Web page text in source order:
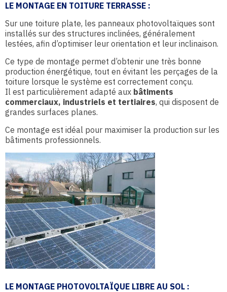
LE MONTAGE EN TOITURE TERRASSE :
Sur une toiture plate, les panneaux photovoltaïques sont
installés sur des structures inclinées, généralement
lestées, afin d’optimiser leur orientation et leur inclinaison.
Ce type de montage permet d’obtenir une très bonne
production énergétique, tout en évitant les perçages de la
toiture lorsque le système est correctement conçu.
Il est particulièrement adapté aux bâtiments
commerciaux, industriels et tertiaires, qui disposent de
grandes surfaces planes.
Ce montage est idéal pour maximiser la production sur les
bâtiments professionnels.
LE MONTAGE PHOTOVOLTAÏQUE LIBRE AU SOL :